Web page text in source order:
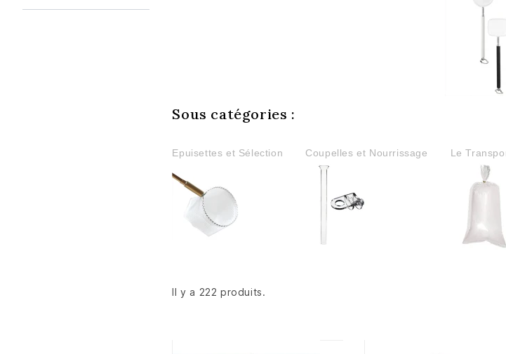
Sous catégories :
Epuisettes et Sélection Coupelles et Nourrissage Le
Il y a 222 produits.